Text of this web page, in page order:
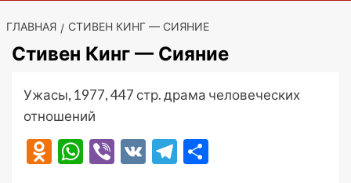
ГЛАВНАЯ СТИВЕН КИНГ — СИЯНИЕ
Стивен Кинг — Сияние
Ужасы, 1977, 447 стр. драма человеческих
отношений
Odnoklassniki
WhatsApp
Viber
VK Telegram